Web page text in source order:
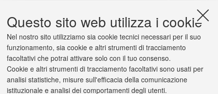
Questo sito web utilizza i cookie
Nel nostro sito utilizziamo sia cookie tecnici necessari per il suo
funzionamento, sia cookie e altri strumenti di tracciamento
facoltativi che potrai attivare solo con il tuo consenso.
Cookie e altri strumenti di tracciamento facoltativi sono usati per
analisi statistiche, misure sull'efficacia della comunicazione
istituzionale e analisi dei comportamenti degli utenti.
79,3
Totale
91,3
I anno
Altri anni
Ateneo